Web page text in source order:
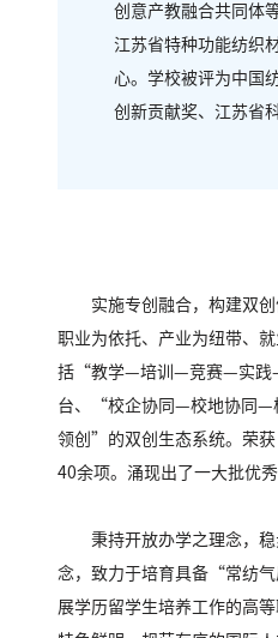
创意产教融合共同体
江苏省特种功能纺织
心。学校被评为中国
创新贡献奖、江苏省
实施专创融合，构建双
职业为依托、产业为纽带、
括“教学—培训—竞赛—实践
台、“校企协同—校地协同—
领创”的双创生态系统。荣
40余项。涌现出了一大批优
秉持开放办学之理念，
念，致力于培育具备“常纺
展学历留学生培养工作的高